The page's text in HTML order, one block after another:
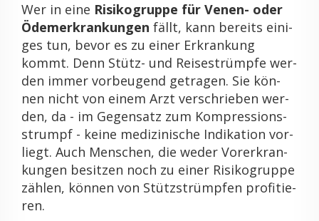
Wer in eine Ri­si­ko­grup­pe für Venen- oder
Öde­m­er­kran­kun­gen fällt, kann be­reits ei­ni­
ges tun, bevor es zu einer Er­kran­kung
kommt. Denn Stütz- und Rei­se­strümp­fe wer­
den immer vor­beu­gend ge­tra­gen. Sie kön­
nen nicht von einem Arzt ver­schrie­ben wer­
den, da - im Ge­gen­satz zum Kom­pres­si­ons­
strumpf - keine me­di­zi­ni­sche In­di­ka­ti­on vor­
liegt. Auch Men­schen, die weder Vor­er­kran­
kun­gen be­sit­zen noch zu einer Ri­si­ko­grup­pe
zäh­len, kön­nen von Stütz­strümp­fen pro­fi­tie­
ren.